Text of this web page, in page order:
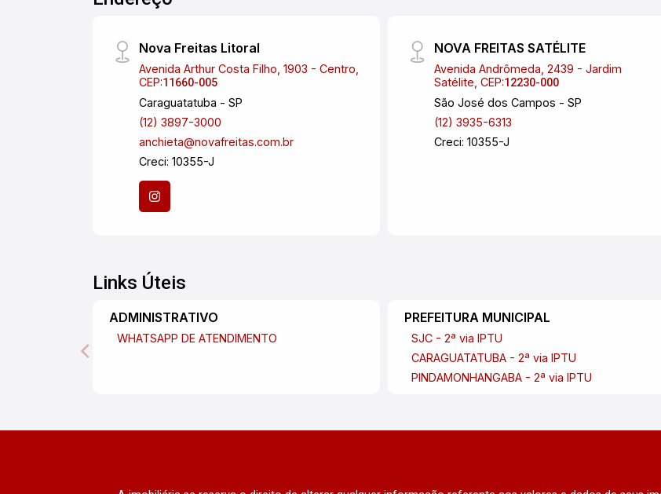
Nova Freitas Litoral
Avenida Arthur Costa Filho, 1903 - Centro,
CEP:11660-005
Caraguatatuba - SP
(12) 3897-3000
anchieta@novafreitas.com.br
Creci: 10355-J
NOVA FREITAS SATÉLITE
Avenida Andrômeda, 2439 - Jardim
Satélite, CEP:12230-000
São José dos Campos - SP
(12) 3935-6313
Creci: 10355-J
Links Úteis
ADMINISTRATIVO
WHATSAPP DE ATENDIMENTO
PREFEITURA MUNICIPAL
SJC - 2ª via IPTU
CARAGUATATUBA - 2ª via IPTU
PINDAMONHANGABA - 2ª via IPTU